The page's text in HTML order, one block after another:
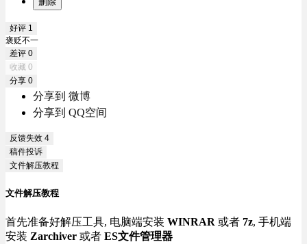
好评 1
褒贬不一
差评 0
收藏 0
分享 0
分享到 微博
分享到 QQ空间
反馈失效 4
稿件投诉
文件解压教程
文件解压教程
首先准备好解压工具, 电脑端安装 WINRAR 或者 7z, 手机端
安装 Zarchiver 或者 ES文件管理器